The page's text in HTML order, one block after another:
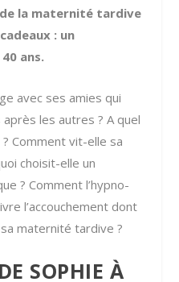
de la maternité tardive
: un
ans.
avec ses amies qui
les autres ? A quel
Comment vit-elle sa
choisit-elle un
? Comment l’hypno-
l’accouchement dont
maternité tardive ?
SOPHIE À